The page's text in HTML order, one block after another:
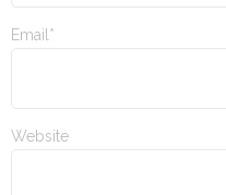
Email*
Website